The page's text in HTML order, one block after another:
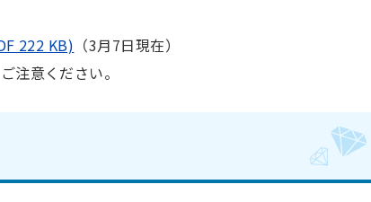
222 KB) （3月7日現在）
注意ください。